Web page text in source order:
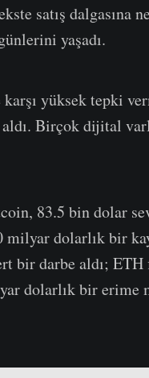
satış dalgasına
yaşadı.
yüksek tepki
aldı. Birçok dijital
83.5 bin dolar
milyar dolarlık bir
bir darbe aldı;
dolarlık bir erime